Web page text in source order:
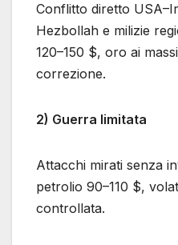
Conflitto diretto
Hezbollah e milizie
120–150 $, oro ai
correzione.
2) Guerra limitata
Attacchi mirati senza
petrolio 90–110 $,
controllata.